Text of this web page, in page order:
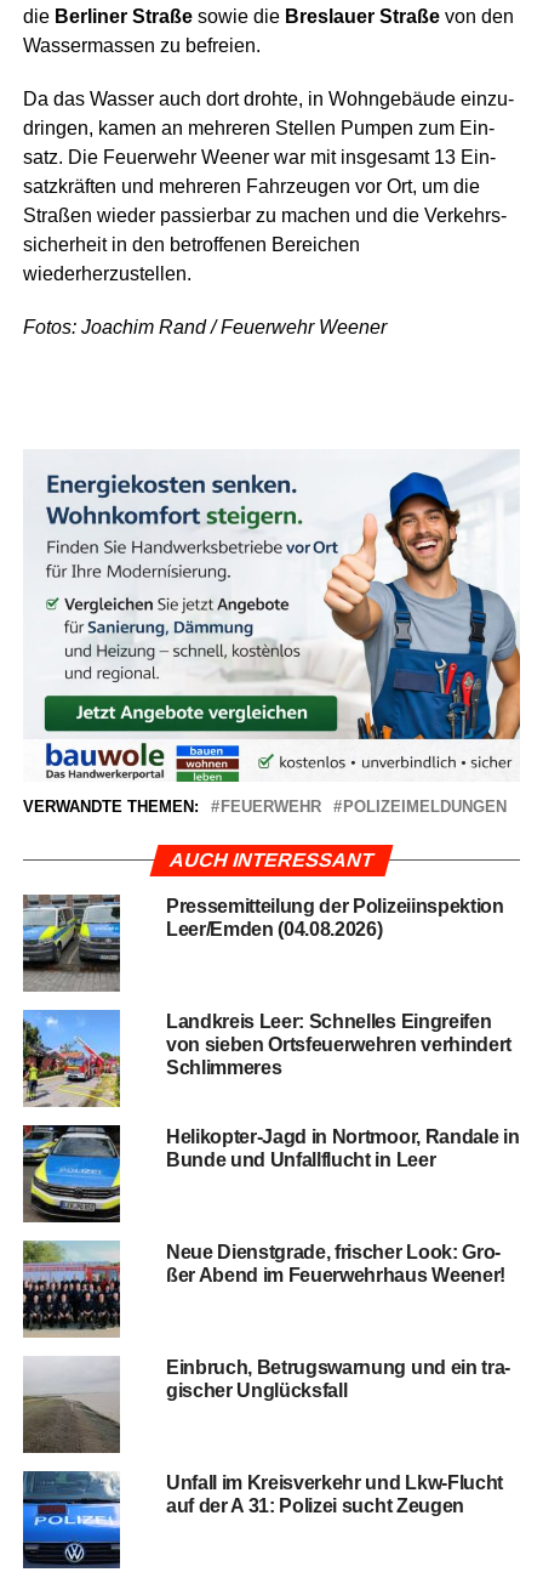
die Ber­li­ner Stra­ßesowie die Bres­lau­er Stra­ßevon den
Was­ser­mas­sen zu befreien.
Da das Was­ser auch dort droh­te, in Wohn­ge­bäu­de ein­zu­
drin­gen, kamen an meh­re­ren Stel­len Pum­pen zum Ein­
satz. Die Feu­er­wehr Wee­ner war mit ins­ge­samt 13 Ein­
satz­kräf­ten und meh­re­ren Fahr­zeu­gen vor Ort, um die
Stra­ßen wie­der pas­sier­bar zu machen und die Ver­kehrs­
si­cher­heit in den betrof­fe­nen Berei­chen
wiederherzustellen.
Fotos: Joa­chim Rand / Feu­er­wehr Weener
VERWANDTE THEMEN: FEUERWEHR POLIZEIMELDUNGEN
AUCH INTERESSANT
Pres­se­mit­tei­lung der Poli­zei­in­spek­ti­on
Leer/Emden (04.08.2026)
Land­kreis Leer: Schnel­les Ein­grei­fen
von sie­ben Orts­feu­er­weh­ren ver­hin­dert
Schlimmeres
Heli­ko­pter-Jagd in Nort­moor, Ran­da­le in
Bun­de und Unfall­flucht in Leer
Neue Dienst­gra­de, fri­scher Look: Gro­
ßer Abend im Feu­er­wehr­haus Weener!
Ein­bruch, Betrugs­war­nung und ein tra­
gi­scher Unglücksfall
Unfall im Kreis­ver­kehr und Lkw-Flucht
auf der A 31: Poli­zei sucht Zeugen